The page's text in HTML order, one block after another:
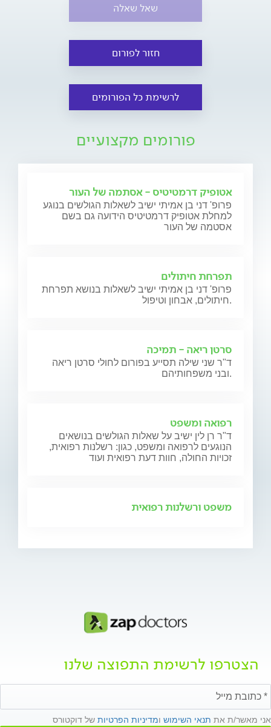
שאל שאלה
חזור לפורום
לרשימת כל הפורומים
פורומים מקצועיים
אטופיק דרמטיטיס - אסתמה של העור
פרופ' דני בן אמיתי ישיב לשאלות הגולשים בנוגע
למחלת אטופיק דרמטיטיס הידועה גם בשם
אסטמה של העור
תפרחת חיתולים
פרופ' דני בן אמיתי ישיב לשאלות בנושא תפרחת
חיתולים, אבחון וטיפול.
סרטן ריאה - תמיכה
ד"ר שני שילה תסייע בפורום לחולי סרטן ריאה
ובני משפחותיהם.
רפואה ומשפט
ד"ר רן לין ישיב על שאלות הגולשים בנושאים
הנוגעים לרפואה ומשפט, כגון: רשלנות רפואית,
זכויות החולה, חוות דעת רפואית ועוד
משפט ורשלנות רפואית
הצטרפו לרשימת התפוצה שלנו
אני מאשר/ת את תנאי השימוש ומדיניות הפרטיות של דוקטורס